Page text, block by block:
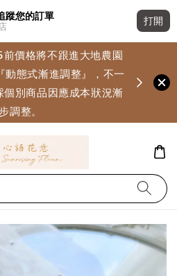
蹤您的訂單 打開
價格將不跟進大地農園
態式漸進調整』，不一
別商品因應成本狀況漸
調整。